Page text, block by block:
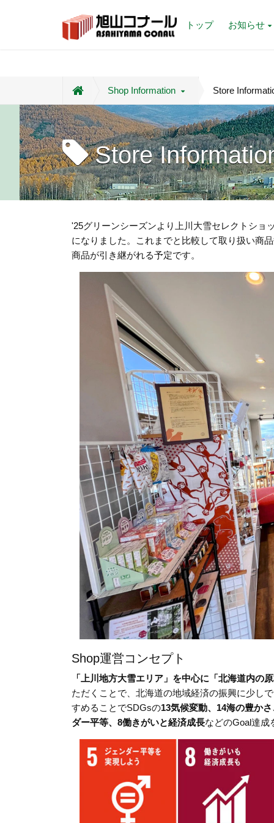
トップ お知らせ
Shop Information Store
Store
'25グリーンシーズンより上川大雪セレクトショ
になりました。これまでと比較して取り扱い商
商品が引き継がれる予定です。
Shop運営コンセプト
「上川地方大雪エリア」を中心に「北海道内の
ただくことで、北海道の地域経済の振興に少し
すめることでSDGsの13気候変動、14海の豊か
ダー平等、8働きがいと経済成長などのGoal達成